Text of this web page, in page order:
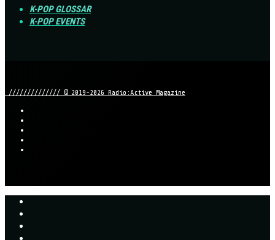
K-POP GLOSSAR
K-POP EVENTS
////////////// © 2019-2026 Radio:Active Magazine